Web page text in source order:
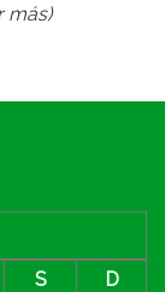
más)
S
D